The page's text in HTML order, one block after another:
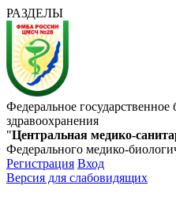
РАЗДЕЛЫ
Федеральное
здравоохранения
"Центральная медико-
Федерального медико-
Регистрация Вход
Версия для слабовидящих